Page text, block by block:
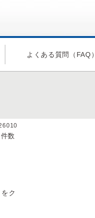
よくある質問（FAQ）
数
ク